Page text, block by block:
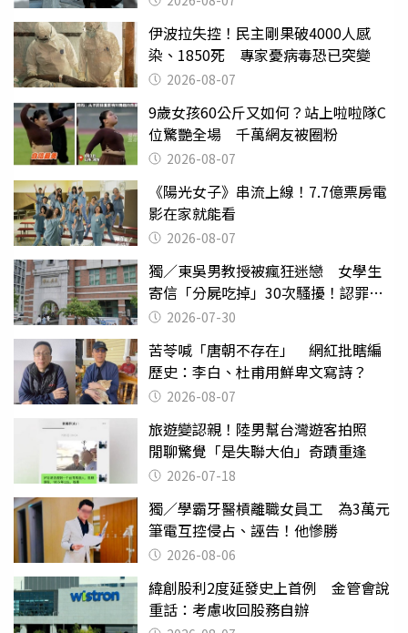
伊波拉失控！民主剛果破4000人感
染、1850死 專家憂病毒恐已突變
2026-08-07
9歲女孩60公斤又如何？站上啦啦隊C
位驚艷全場 千萬網友被圈粉
2026-08-07
《陽光女子》串流上線！7.7億票房電
影在家就能看
2026-08-07
獨／東吳男教授被瘋狂迷戀 女學生
寄信「分屍吃掉」30次騷擾！認罪免
關 2026-07-30
苦苓喊「唐朝不存在」 網紅批瞎編
歷史：李白、杜甫用鮮卑文寫詩？
2026-08-07
旅遊變認親！陸男幫台灣遊客拍照
閒聊驚覺「是失聯大伯」奇蹟重逢
2026-07-18
獨／學霸牙醫槓離職女員工 為3萬元
筆電互控侵占、誣告！他慘勝
2026-08-06
緯創股利2度延發史上首例 金管會說
重話：考慮收回股務自辦